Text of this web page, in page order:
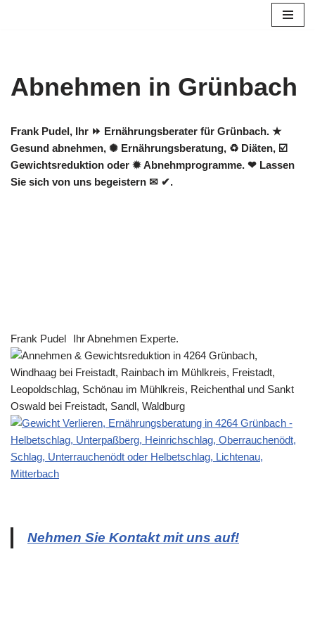
Abnehmen in Grünbach
Frank Pudel, Ihr ⏩ Ernährungsberater für Grünbach. ★
Gesund abnehmen, ✺ Ernährungsberatung, ♻ Diäten, ☑️
Gewichtsreduktion oder ✹ Abnehmprogramme. ❤ Lassen
Sie sich von uns begeistern ✉ ✔.
Frank Pudel Ihr Abnehmen Experte.
Nehmen Sie Kontakt mit uns auf!